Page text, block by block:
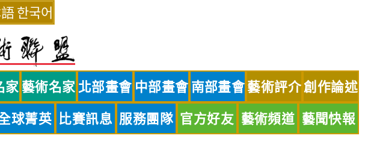
한국어
家 藝術名家 北部畫會 中部畫會 南部畫會藝術評介創作論述
球菁英 比賽訊息 服務團隊 官方好友 藝術頻道 藝聞快報